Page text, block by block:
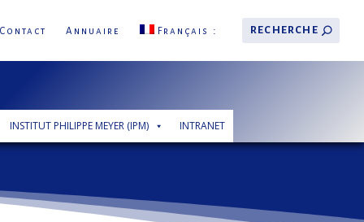
Contact Annuaire Français
INSTITUT PHILIPPE MEYER (IPM) INTRANET